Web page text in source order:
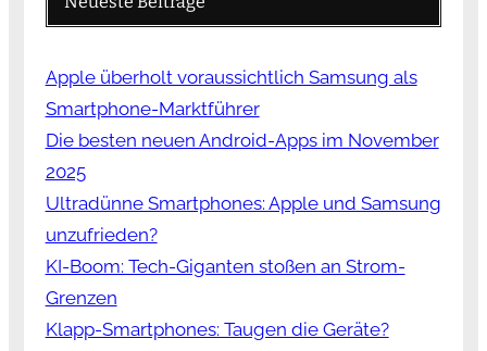
Apple überholt voraussichtlich Samsung als
Smartphone-Marktführer
Die besten neuen Android-Apps im November
2025
Ultradünne Smartphones: Apple und Samsung
unzufrieden?
KI-Boom: Tech-Giganten stoßen an Strom-
Grenzen
Klapp-Smartphones: Taugen die Geräte?